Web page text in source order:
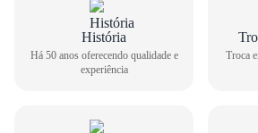
GUIA DE TAMANHOS
Tênis Casual Via Marte Feminino
História
Há 50 anos oferecendo qualidade e
experiência
Troca